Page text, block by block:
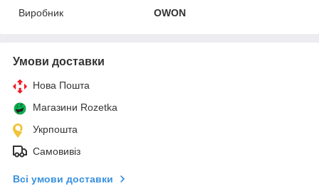
Виробник
OWON
Умови доставки
Нова Пошта
Магазини Rozetka
Укрпошта
Самовивіз
Всі умови доставки